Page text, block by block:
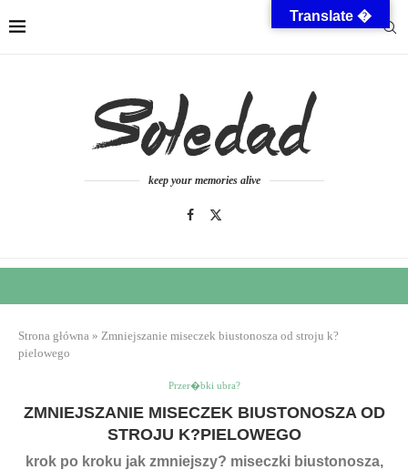
keep your memories alive
Strona główna » Zmniejszanie miseczek biustonosza od stroju k?
pielowego
Przer�bki ubra?
ZMNIEJSZANIE MISECZEK BIUSTONOSZA OD
STROJU K?PIELOWEGO
krok po kroku jak zmniejszy? miseczki biustonosza,
Translate �